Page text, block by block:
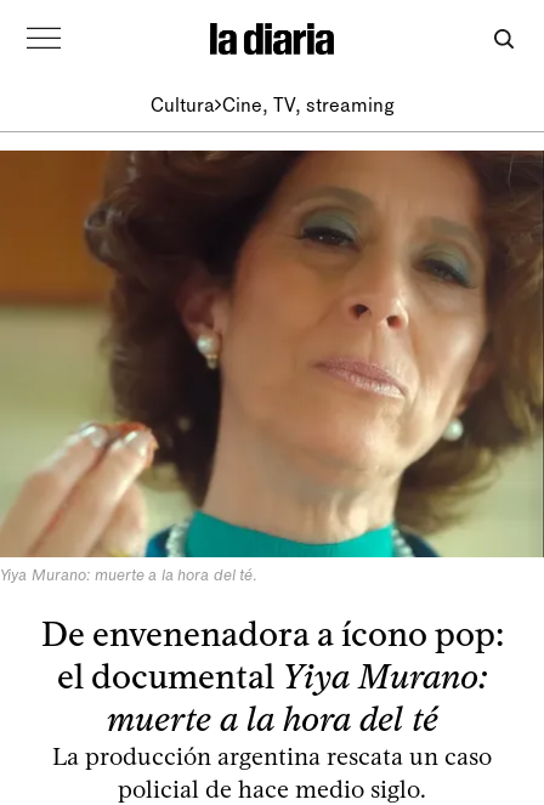
Cultura Cine, TV, streaming
Yiya Murano: muerte a la hora del té.
De envenenadora a ícono pop:
el documental Yiya Murano:
muerte a la hora del té
La producción argentina rescata un caso
policial de hace medio siglo.